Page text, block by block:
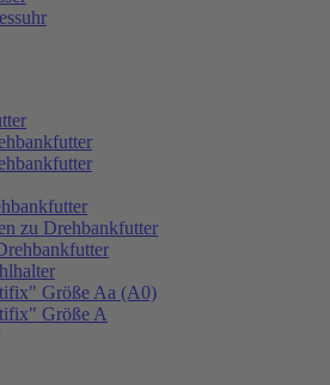
zu Drehbankfutter
Größe Aa (A0)
Größe A